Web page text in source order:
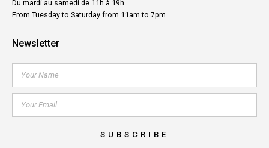
Du mardi au samedi de 11h à 19h
From Tuesday to Saturday from 11am to 7pm
Newsletter
SUBSCRIBE